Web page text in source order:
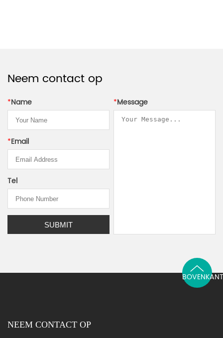
Neem contact op
*Name
*Email
Tel
*Message
NEEM CONTACT OP
BOVENKANT